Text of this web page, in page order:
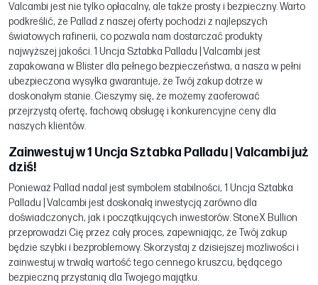
Valcambi jest nie tylko opłacalny, ale także prosty i bezpieczny. Warto
podkreślić, że Pallad z naszej oferty pochodzi z najlepszych
światowych rafinerii, co pozwala nam dostarczać produkty
najwyższej jakości. 1 Uncja Sztabka Palladu | Valcambi jest
zapakowana w Blister dla pełnego bezpieczeństwa, a nasza w pełni
ubezpieczona wysyłka gwarantuje, że Twój zakup dotrze w
doskonałym stanie. Cieszymy się, że możemy zaoferować
przejrzystą ofertę, fachową obsługę i konkurencyjne ceny dla
naszych klientów.
Zainwestuj w 1 Uncja Sztabka Palladu | Valcambi już
dziś!
Ponieważ Pallad nadal jest symbolem stabilności, 1 Uncja Sztabka
Palladu | Valcambi jest doskonałą inwestycją zarówno dla
doświadczonych, jak i początkujących inwestorów. StoneX Bullion
przeprowadzi Cię przez cały proces, zapewniając, że Twój zakup
będzie szybki i bezproblemowy. Skorzystaj z dzisiejszej możliwości i
zainwestuj w trwałą wartość tego cennego kruszcu, będącego
bezpieczną przystanią dla Twojego majątku.